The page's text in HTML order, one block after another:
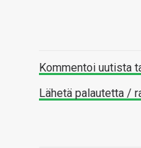
Kommentoi uutista
Lähetä palautetta /